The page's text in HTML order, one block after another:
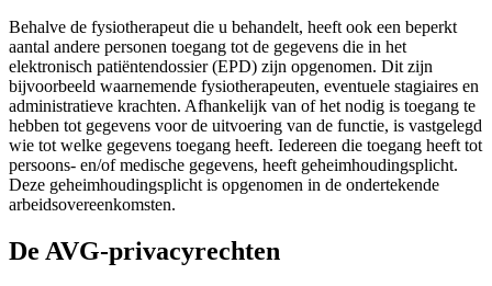
Behalve de fysiotherapeut die u behandelt, heeft ook een beperkt
aantal andere personen toegang tot de gegevens die in het
elektronisch patiëntendossier (EPD) zijn opgenomen. Dit zijn
bijvoorbeeld waarnemende fysiotherapeuten, eventuele stagiaires en
administratieve krachten. Afhankelijk van of het nodig is toegang te
hebben tot gegevens voor de uitvoering van de functie, is vastgelegd
wie tot welke gegevens toegang heeft. Iedereen die toegang heeft tot
persoons- en/of medische gegevens, heeft geheimhoudingsplicht.
Deze geheimhoudingsplicht is opgenomen in de ondertekende
arbeidsovereenkomsten.
De AVG-privacyrechten